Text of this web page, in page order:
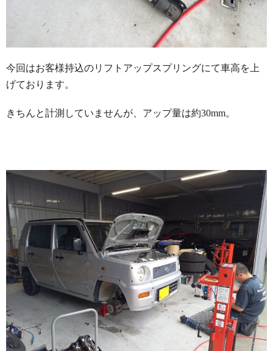
今回はお客様持込のリフトアップスプリングにて車高を上
げております。
きちんと計測していませんが、アップ量は約30mm。